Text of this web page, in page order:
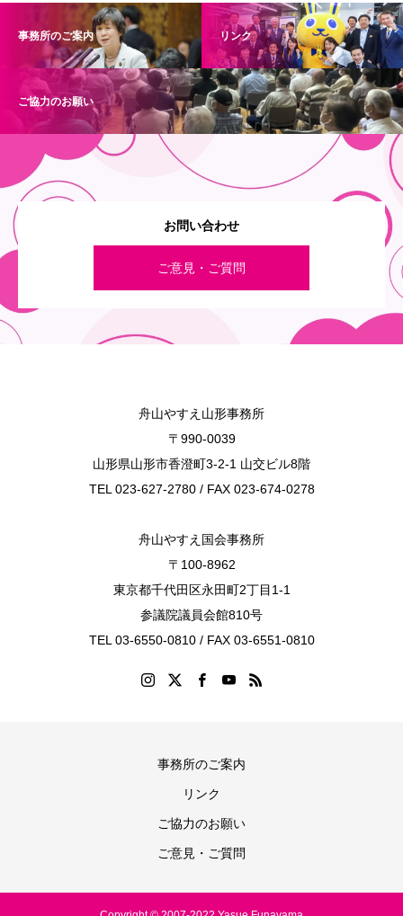
事務所のご案内 リンク
ご協力のお願い
お問い合わせ
ご意見・ご質問
舟山やすえ山形事務所
〒990-0039
山形県山形市香澄町3-2-1 山交ビル8階
TEL 023-627-2780 / FAX 023-674-0278
舟山やすえ国会事務所
〒100-8962
東京都千代田区永田町2丁目1-1
参議院議員会館810号
TEL 03-6550-0810 / FAX 03-6551-0810
事務所のご案内
リンク
ご協力のお願い
ご意見・ご質問